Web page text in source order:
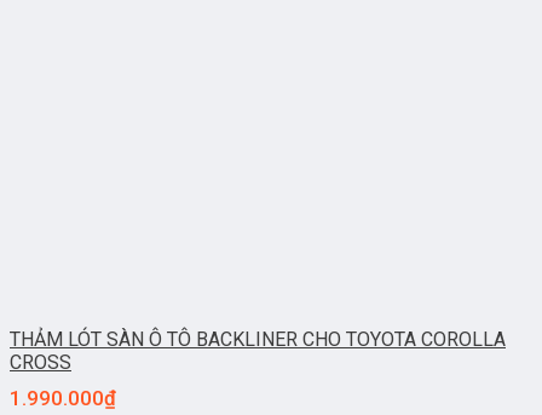
THẢM LÓT SÀN Ô TÔ BACKLINER CHO TOYOTA COROLLA
CROSS
1.990.000₫